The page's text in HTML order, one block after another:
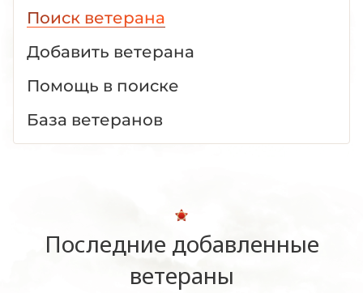
Поиск ветерана
Добавить ветерана
Помощь в поиске
База ветеранов
Последние добавленные
ветераны